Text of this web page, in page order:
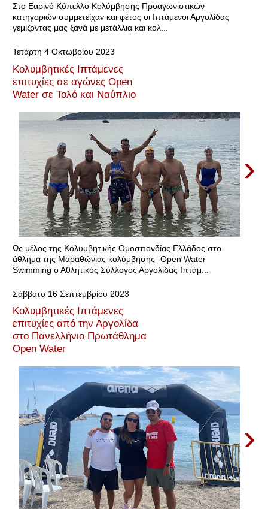
Στο Εαρινό Κύπελλο Κολύμβησης Προαγωνιστικών
κατηγοριών συμμετείχαν και φέτος οι Ιπτάμενοι Αργολίδας
γεμίζοντας μας ξανά με μετάλλια και κολ...
Τετάρτη 4 Οκτωβρίου 2023
Κολυμβητικές Ιπτάμενες
επιτυχίες σε αγώνες Open
Water σε Τολό και Ναύπλιο
›
Ως μέλος της Κολυμβητικής Ομοσπονδίας Ελλάδος στο
άθλημα της Μαραθώνιας κολύμβησης -Open Water
Swimming ο Αθλητικός Σύλλογος Αργολίδας Ιπτάμ...
Σάββατο 16 Σεπτεμβρίου 2023
Κολυμβητικές Ιπτάμενες
επιτυχίες από την Αργολίδα
στο Πανελλήνιο Πρωτάθλημα
Open Water
›